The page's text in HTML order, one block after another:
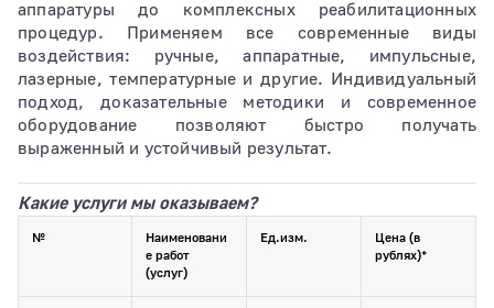
аппаратуры до комплексных реабилитационных
процедур. Применяем все современные виды
воздействия: ручные, аппаратные, импульсные,
лазерные, температурные и другие. Индивидуальный
подход, доказательные методики и современное
оборудование позволяют быстро получать
выраженный и устойчивый результат.
Какие услуги мы оказываем?
№
Наименовани
е работ
(услуг)
Ед.изм.
Цена (в
рублях)*